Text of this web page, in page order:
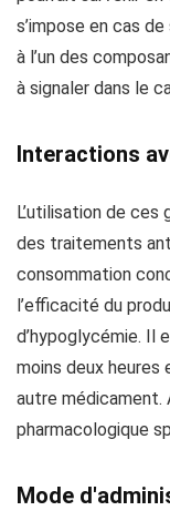
s’impose en cas
à l’un des
à signaler dans le
Interactions
L’utilisation de
des traitements
consommation
l’efficacité du
d’hypoglycémie. Il
moins deux
autre médicament.
pharmacologique
Mode